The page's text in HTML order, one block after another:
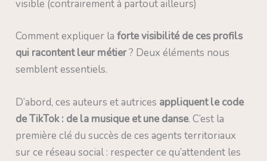
visible (contrairement à partout ailleurs)
Comment expliquer laforte visibilité de ces profils
qui racontent leur métier? Deux éléments nous
semblent essentiels.
D’abord, ces auteurs et autrices appliquent le code
de TikTok : de la musique et une danse. C’est la
première clé du succès de ces agents territoriaux
sur ce réseau social : respecter ce qu’attendent les